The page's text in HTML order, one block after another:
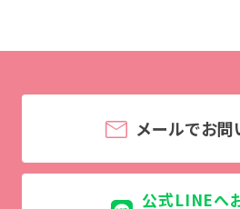
メールでお
公式LINEへ